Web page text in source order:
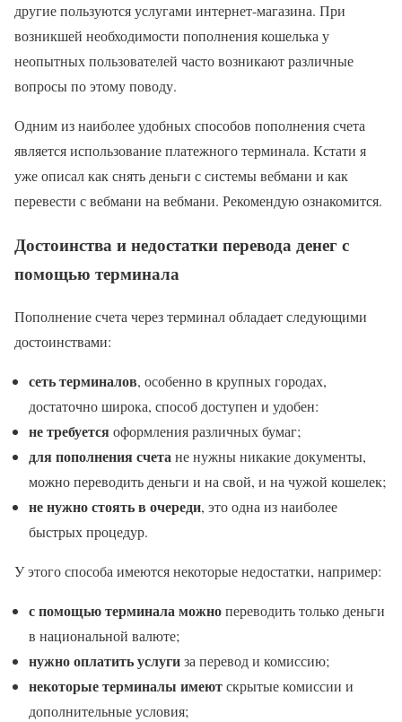
другие пользуются услугами интернет-магазина. При
возникшей необходимости пополнения кошелька у
неопытных пользователей часто возникают различные
вопросы по этому поводу.
Одним из наиболее удобных способов пополнения счета
является использование платежного терминала. Кстати я
уже описал как снять деньги с системы вебмани и как
перевести с вебмани на вебмани. Рекомендую ознакомится.
Достоинства и недостатки перевода денег с
помощью терминала
Пополнение счета через терминал обладает следующими
достоинствами:
сеть терминалов, особенно в крупных городах,
достаточно широка, способ доступен и удобен:
не требуетсяоформления различных бумаг;
для пополнения счетане нужны никакие документы,
можно переводить деньги и на свой, и на чужой кошелек;
не нужно стоять в очереди, это одна из наиболее
быстрых процедур.
У этого способа имеются некоторые недостатки, например:
с помощью терминала можнопереводить только деньги
в национальной валюте;
нужно оплатить услугиза перевод и комиссию;
некоторые терминалы имеютскрытые комиссии и
дополнительные условия;